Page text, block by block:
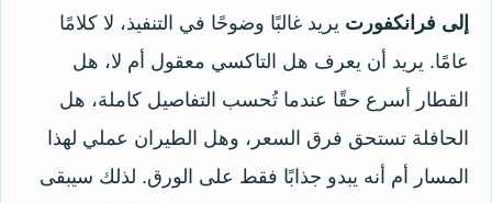
إلى فرانكفورت يريد غالبًا وضوحًا في التنفيذ، لا كلامًا
عامًا. يريد أن يعرف هل التاكسي معقول أم لا، هل
القطار أسرع حقًا عندما تُحسب التفاصيل كاملة، هل
الحافلة تستحق فرق السعر، وهل الطيران عملي لهذا
المسار أم أنه يبدو جذابًا فقط على الورق. لذلك سيبقى